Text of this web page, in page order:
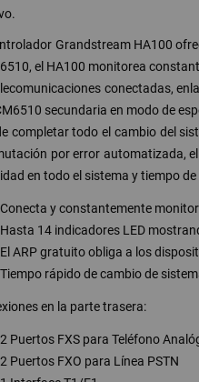
Grandstream HA100
el HA100 monitorea
conectadas,
secundaria en modo de
completar todo el cambio del
por error automatizada,
en todo el sistema y tiempo
Conecta y constantemente
Hasta 14 indicadores LED
El ARP gratuito obliga a los
Tiempo rápido de cambio de
en la parte trasera:
2 Puertos FXS para Teléfono
2 Puertos FXO para Línea PSTN